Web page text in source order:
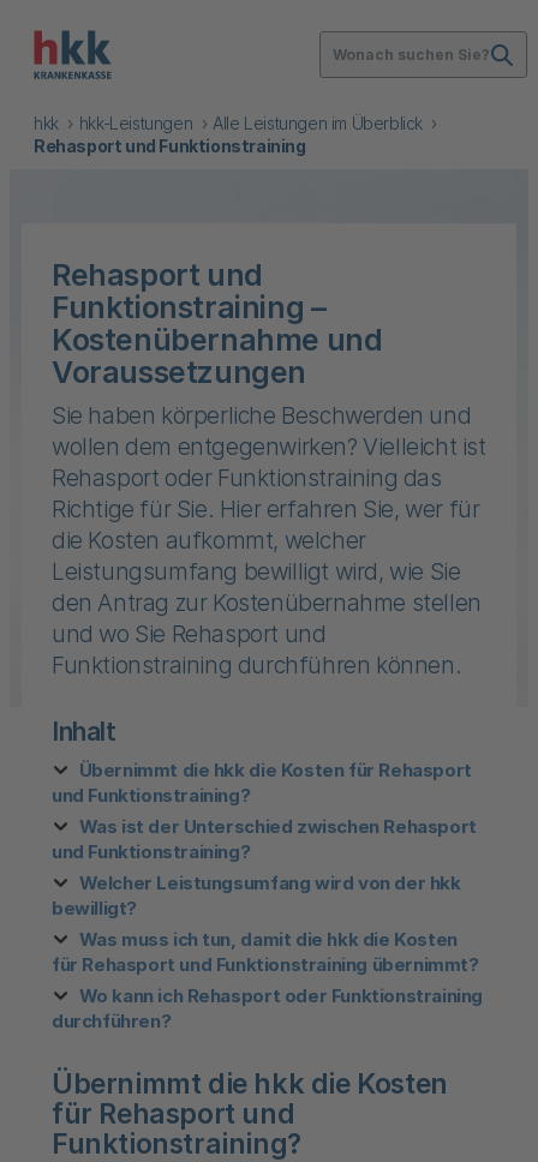
Wonach suchen Sie?
hkk hkk-Leistungen
Alle Leistungen im Überblick
Rehasport und Funktionstraining
Rehasport und
Funktionstraining –
Kostenübernahme und
Voraussetzungen
Sie haben körperliche Beschwerden und
wollen dem entgegenwirken? Vielleicht ist
Rehasport oder Funktionstraining das
Richtige für Sie. Hier erfahren Sie, wer für
die Kosten aufkommt, welcher
Leistungsumfang bewilligt wird, wie Sie
den Antrag zur Kostenübernahme stellen
und wo Sie Rehasport und
Funktionstraining durchführen können.
Inhalt
Übernimmt die hkk die Kosten für Rehasport
und Funktionstraining?
Was ist der Unterschied zwischen Rehasport
und Funktionstraining?
Welcher Leistungsumfang wird von der hkk
bewilligt?
Was muss ich tun, damit die hkk die Kosten
für Rehasport und Funktionstraining übernimmt?
Wo kann ich Rehasport oder Funktionstraining
durchführen?
Übernimmt die hkk die Kosten
für Rehasport und
Funktionstraining?